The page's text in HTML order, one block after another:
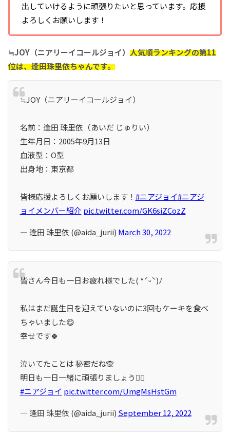
出していけるように頑張りたいと思っています。応援
よろしくお願いします！
≒JOY（ニアリーイコールジョイ） 人気順ランキングの第11
位は、逢田珠里依ちゃんです。
≒JOY（ニアリーイコールジョイ）
名前：逢田 珠里依（あいだ じゅりい）
生年月日：2005年9⽉13⽇
血液型：O型
出身地：東京都
皆様応援よろしくお願いします！ #ニアジョイ#ニアジ
ョイメンバー紹介 pic.twitter.com/GK6siZCozZ
— 逢田 珠里依 (@aida_jurii) March 30, 2022
皆さん今日も一日お疲れ様でした( *ˊᵕˋ)ﾉ
私はまだ誕生日を迎えていないのに3回もケーキを食べ
ちゃいました😋
幸せです🍀
泣いてたことは 秘密だね🙊
明日も一日一緒に頑張りましょう❤️‍🔥
#ニアジョイ pic.twitter.com/UmgMsHstGm
— 逢田 珠里依 (@aida_jurii) September 12, 2022